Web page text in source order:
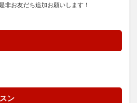
非お友だち追加お願いします！
ン